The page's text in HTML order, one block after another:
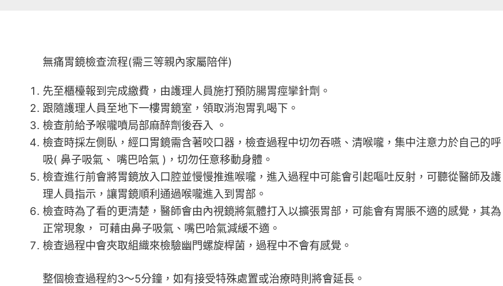
無痛胃鏡檢查流程(需三等親內家屬陪伴)
先至櫃檯報到完成繳費，由護理人員施打預防腸胃痙攣針劑。
跟隨護理人員至地下一樓胃鏡室，領取消泡胃乳喝下。
檢查前給予喉嚨噴局部麻醉劑後吞入 。
檢查時採左側臥，經口胃鏡需含著咬口器，檢查過程中切勿吞嚥、清喉嚨，集中注意力於自己的呼
吸( 鼻子吸氣、 嘴巴哈氣 )，切勿任意移動身體。
檢查進行前會將胃鏡放入口腔並慢慢推進喉嚨，進入過程中可能會引起嘔吐反射，可聽從醫師及護
理人員指示，讓胃鏡順利通過喉嚨進入到胃部。
檢查時為了看的更清楚，醫師會由內視鏡將氣體打入以擴張胃部，可能會有胃脹不適的感覺，其為
正常現象， 可藉由鼻子吸氣、嘴巴哈氣減緩不適。
檢查過程中會夾取組織來檢驗幽門螺旋桿菌，過程中不會有感覺。
整個檢查過程約3～5分鐘，如有接受特殊處置或治療時則將會延長。